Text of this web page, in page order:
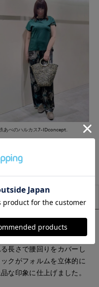
あべのハルカス7-IDconcept.
フレンチスリーブプルオ
長さで腰回りをカバーし
クがフォルムを立体的に
な印象に仕上げました。